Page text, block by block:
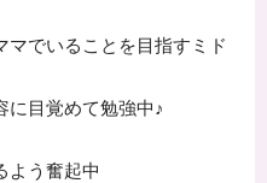
マでいることを目指すミド
に目覚めて勉強中♪
よう奮起中